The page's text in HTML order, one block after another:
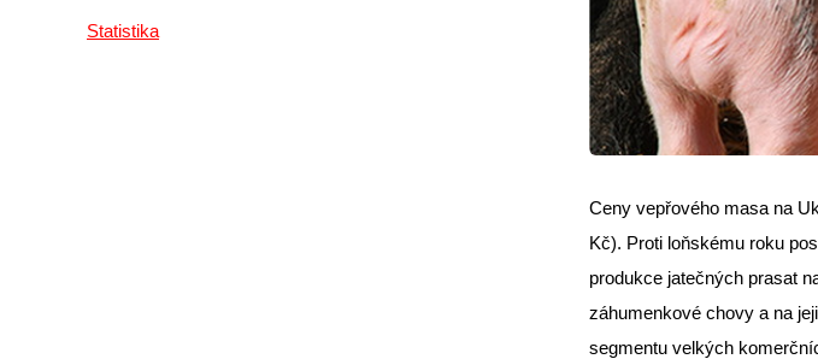
Statistika
Ceny vepřového masa na
Kč). Proti loňskému roku
produkce jatečných prasat
záhumenkové chovy a na
segmentu velkých